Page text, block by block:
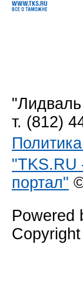
т. (812)
"TKS.RU
портал"
Powered